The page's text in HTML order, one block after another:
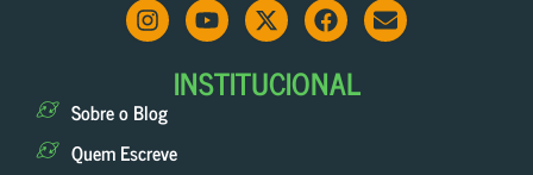
INSTITUCIONAL
Sobre o Blog
Quem Escreve